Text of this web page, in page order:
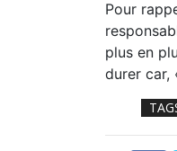
Pour
plus en
durer car,